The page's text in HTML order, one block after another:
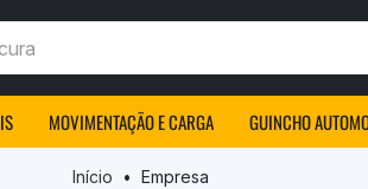
MOVIMENTAÇÃO E CARGA GUINCHO
Início Empresa